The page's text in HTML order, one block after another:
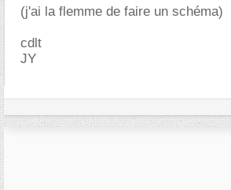
(j'ai la flemme de faire un schéma)
cdlt
JY